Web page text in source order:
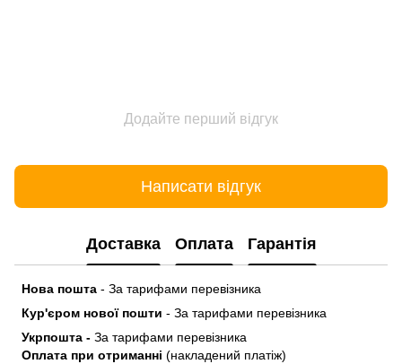
Додайте перший відгук
Написати відгук
Доставка Оплата Гарантія
Нова пошта - За тарифами перевізника
Кур'єром нової пошти - За тарифами перевізника
Укрпошта - За тарифами перевізника
Оплата при отриманні (накладений платіж)